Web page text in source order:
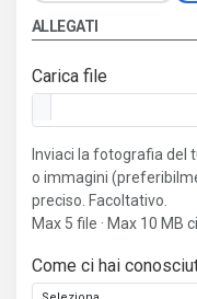
ALLEGATI
Carica file
Inviaci la fotografia del
o immagini
preciso. Facoltativo.
Max 5 file · Max 10 MB
Come ci hai